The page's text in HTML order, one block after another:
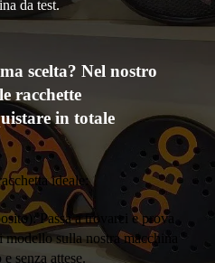
da test.
scelta? Nel nostro
racchette
in totale
ideale:
Passa a trovarci e prova
modello sulla nostra macchina
senza attese.